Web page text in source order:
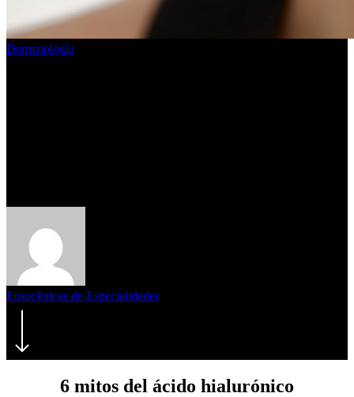
Dermatología
Euroclinicas de Especialidades
6 mitos del ácido hialurónico